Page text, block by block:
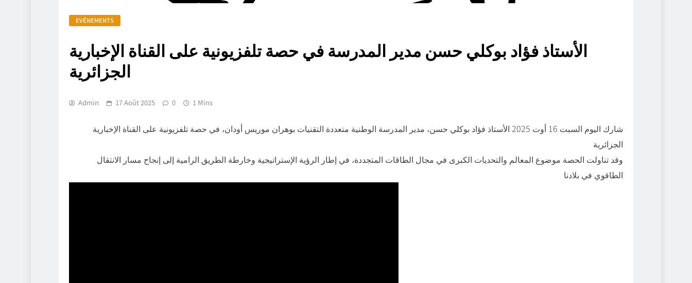
EVÉNEMENTS
الأستاذ فؤاد بوكلي حسن مدير المدرسة في حصة تلفزيونية على القناة الإخبارية
الجزائرية
Admin 17 Août 2025 0 1 Mins
شارك اليوم السبت 16 أوت 2025 الأستاذ فؤاد بوكلي حسن، مدير المدرسة الوطنية متعددة التقنيات بوهران موريس أودان، في حصة تلفزيونية على القناة الإخبارية
الجزائرية
وقد تناولت الحصة موضوع المعالم والتحديات الكبرى في مجال الطاقات المتجددة، في إطار الرؤية الإستراتيجية وخارطة الطريق الرامية إلى إنجاح مسار الانتقال
الطاقوي في بلادنا